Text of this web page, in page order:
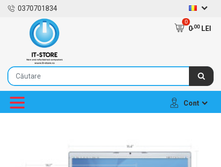
0370701834
0
0,00LEI
Cont